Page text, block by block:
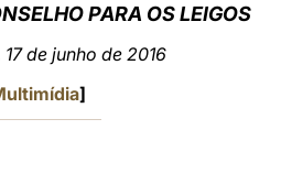
PARA OS LEIGOS
de junho de 2016
]